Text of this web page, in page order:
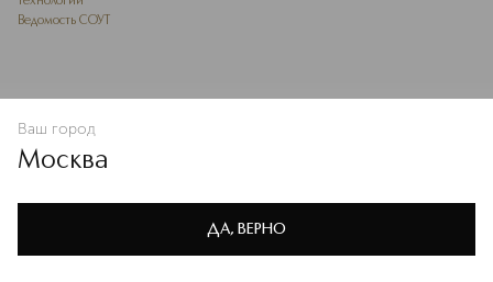
Политике конфиденциальности
В КОРЗИНУ
Ведомость СОУТ
Ваш город
Москва
ДА, ВЕРНО